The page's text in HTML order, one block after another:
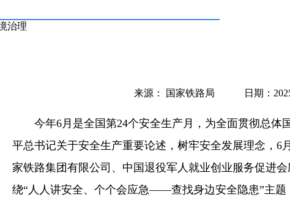
治理
来源： 国家铁路局 日期：
今年6月是全国第24个安全生产月，为全面贯彻总体
平总书记关于安全生产重要论述，树牢安全发展理念，6
家铁路集团有限公司、中国退役军人就业创业服务促进
绕“人人讲安全、个个会应急——查找身边安全隐患”主题